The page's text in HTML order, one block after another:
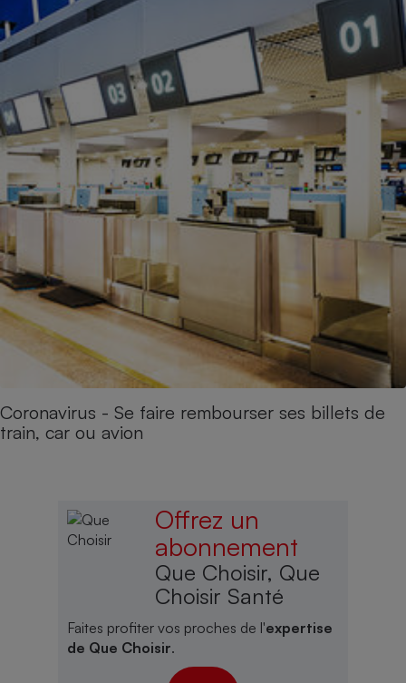
Coronavirus - Se faire rembourser ses billets de
train, car ou avion
Offrez un
abonnement
Que Choisir, Que
Choisir Santé
Faites profiter vos proches de l'expertise
de Que Choisir.